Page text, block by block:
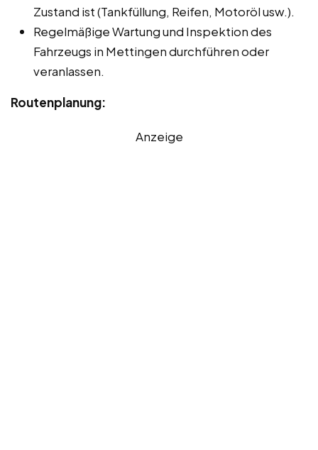
Zustand ist (Tankfüllung, Reifen, Motoröl usw.).
Regelmäßige Wartung und Inspektion des
Fahrzeugs in Mettingen durchführen oder
veranlassen.
Routenplanung:
Anzeige